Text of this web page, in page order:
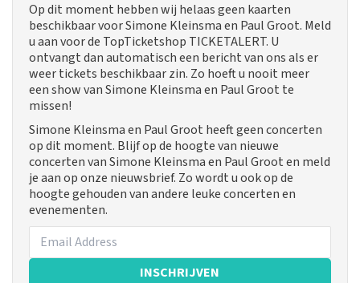
Op dit moment hebben wij helaas geen kaarten
beschikbaar voor Simone Kleinsma en Paul Groot. Meld
u aan voor de TopTicketshop TICKETALERT. U
ontvangt dan automatisch een bericht van ons als er
weer tickets beschikbaar zin. Zo hoeft u nooit meer
een show van Simone Kleinsma en Paul Groot te
missen!
Simone Kleinsma en Paul Groot heeft geen concerten
op dit moment. Blijf op de hoogte van nieuwe
concerten van Simone Kleinsma en Paul Groot en meld
je aan op onze nieuwsbrief. Zo wordt u ook op de
hoogte gehouden van andere leuke concerten en
evenementen.
INSCHRIJVEN